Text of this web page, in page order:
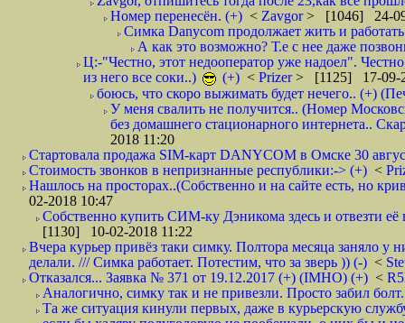
Номер перенесён. (+) < Zavgor> [1046] 24-
Симка Danycom продолжает жить и
А как это возможно? Т.е с нее даже
Ц:-"Честно, этот недооператор уже надоел".
из него все соки..)
(+) < Prizer> [1125] 17-09-
боюсь, что скоро выжимать будет нечего.. (+)
У меня свалить не получится.. (Номер
без домашнего стационарного интернета..
2018 11:20
Стартовала продажа SIM-карт DANYCOM в Омске 30
Стоимость звонков в непризнанные республики:-> (+) <
Нашлось на просторах..(Собственно и на сайте есть, но
02-2018 10:47
Собственно купить СИМ-ку Дэникома здесь и отвезти
[1130] 10-02-2018 11:22
Вчера курьер привёз таки симку. Полтора месяца заняло
делали. /// Симка работает. Потестим, что за зверь )) (-) <
Отказался... Заявка № 371 от 19.12.2017 (+) (IMHO) (+) <
Аналогично, симку так и не привезли. Просто забил
Та же ситуация кинули первых, даже в курьерскую